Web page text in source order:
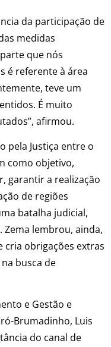
da participação de
medidas
que nós
é referente à área
teve um
É muito
afirmou.
pela Justiça entre o
como objetivo,
garantir a realização
de regiões
batalha judicial,
Zema lembrou, ainda,
cria obrigações extras
busca de
e Gestão e
Brumadinho, Luis
do canal de